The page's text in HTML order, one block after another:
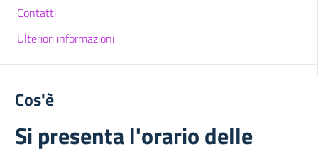
Contatti
Ulteriori informazioni
Cos'è
Si presenta l'orario delle